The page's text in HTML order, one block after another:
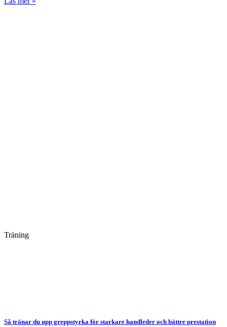
Träning
Så tränar du upp greppstyrka för starkare handleder och bättre prestation